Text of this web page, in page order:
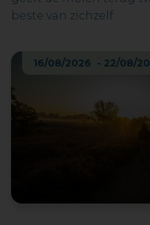
beste van zichzelf.
16/08/2026 - 22/08/